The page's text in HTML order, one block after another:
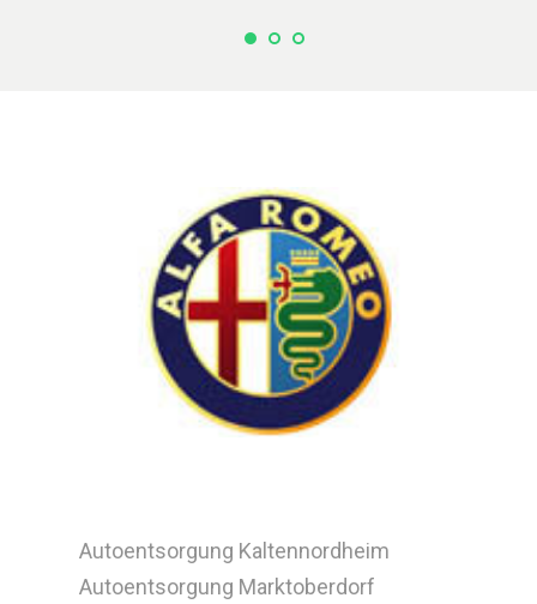
Autoentsorgung Kaltennordheim
Autoentsorgung Marktoberdorf